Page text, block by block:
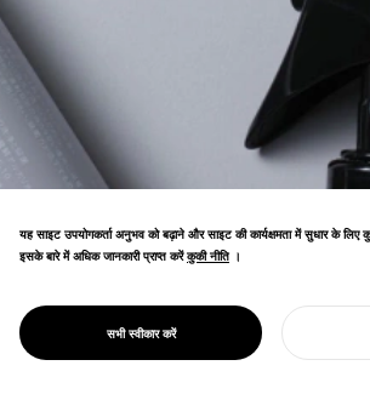
PROJECT
1/D दिन में एक बार
सरल, सुंदर डिज़ाइन
गुणवत्ता को बढ़ाता
यह साइट उपयोगकर्ता अनुभव को बढ़ाने और साइट की कार्यक्षमता में सुधार के लिए
इसके बारे में अधिक जानकारी प्राप्त करें कुकी नीति
कुकी नीति ।
सभी स्वीकार करें